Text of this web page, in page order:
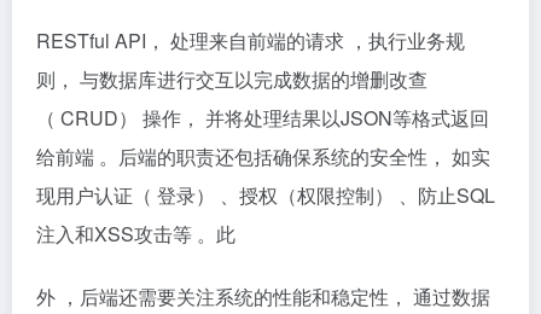
RESTful API， 处理来自前端的请求 ，执行业务规
则， 与数据库进行交互以完成数据的增删改查
（ CRUD） 操作， 并将处理结果以JSON等格式返回
给前端 。后端的职责还包括确保系统的安全性， 如实
现用户认证（ 登录） 、授权（权限控制） 、防止SQL
注入和XSS攻击等 。此
外 ，后端还需要关注系统的性能和稳定性， 通过数据